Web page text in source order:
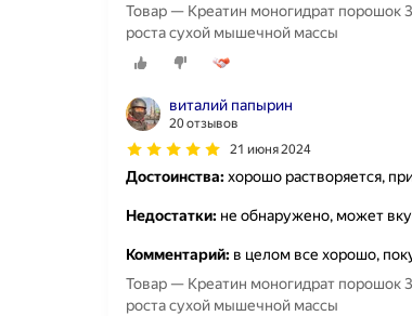
Товар — Креатин моногидрат порошок
роста сухой мышечной массы
виталий папырин
20 отзывов
21 июня 2024
Достоинства:хорошо растворяется,
Недостатки: не обнаружено, может
Комментарий: в целом все хорошо,
Товар — Креатин моногидрат порошок
роста сухой мышечной массы